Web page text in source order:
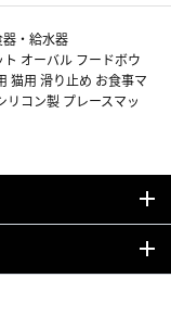
・給水器
オーバル フードボウ
猫用 滑り止め お食事マ
リコン製 プレースマッ